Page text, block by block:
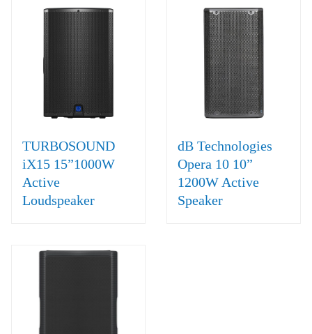
TURBOSOUND
iX15 15”1000W
Active
Loudspeaker
dB Technologies
Opera 10 10”
1200W Active
Speaker